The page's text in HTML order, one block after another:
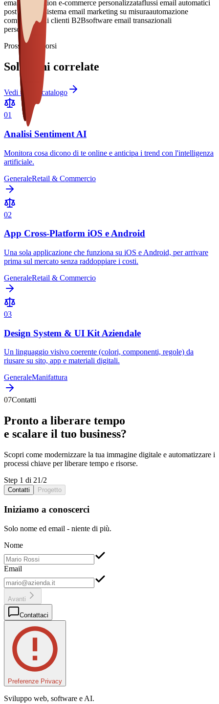
email automation e-commerce personalizzataflussi email automatici
post acquisto sistema email marketing su misuraautomazione
comunicazioni clienti B2Bsoftware email transazionali
personalizzati
Prossimi percorsi
Soluzioni correlate
Vedi tutto il catalogo
01
Analisi Sentiment AI
Monitora cosa dicono di te online e anticipa i trend con l'intelligenza
artificiale.
GeneraleRetail & Commercio
02
App Cross-Platform iOS e Android
Una sola applicazione che funziona su iOS e Android, per arrivare
prima sul mercato senza raddoppiare i costi.
GeneraleRetail & Commercio
03
Design System & UI Kit Aziendale
Un linguaggio visivo coerente (colori, componenti, regole) da
riusare su sito, app e materiali digitali.
GeneraleManifattura
07Contatti
Pronto a liberare tempo
e scalare il tuo business?
Scopri come modernizzare la tua immagine digitale e automatizzare i
processi chiave per liberare tempo e risorse.
Step 1 di 21/2
Contatti Progetto
Iniziamo a conoscerci
Solo nome ed email - niente di più.
Nome
Email
Avanti
Contattaci
Preferenze Privacy
Sviluppo web, software e AI.